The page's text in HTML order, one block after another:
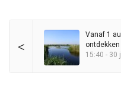
<
Vanaf 1
15:40 - 30